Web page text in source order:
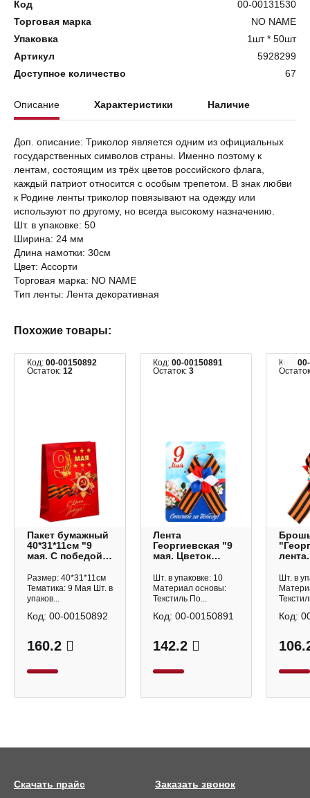
Код
00-00131530
Торговая марка
NO NAME
Упаковка
1шт * 50шт
Артикул
5928299
Доступное количество
67
Описание Характеристики Наличие
Доп. описание: Триколор является одним из официальных
государственных символов страны. Именно поэтому к
лентам, состоящим из трёх цветов российского флага,
каждый патриот относится с особым трепетом. В знак любви
к Родине ленты триколор повязывают на одежду или
используют по другому, но всегда высокому назначению.
Шт. в упаковке: 50
Ширина: 24 мм
Длина намотки: 30см
Цвет: Ассорти
Торговая марка: NO NAME
Тип ленты: Лента декоративная
Похожие товары:
Код: 00-00150892
Остаток: 12
Пакет бумажный
40*31*11см "9
мая. С победой"
Счастье
Размер: 40*31*11см
Тематика: 9 Мая Шт. в
упаков...
160.2
Код: 00-00150892
Код: 00-00150891
Остаток: 3
Лента
Георгиевская "9
мая. Цветок
14*10,5см
9194167 Сима
Ленд
Шт. в упаковке: 10
Материал основы:
Текстиль По...
142.2
Код: 00-00150891
Код:
Ленд
Шт. в
Код:
Заказать звонок
Скачать прайс